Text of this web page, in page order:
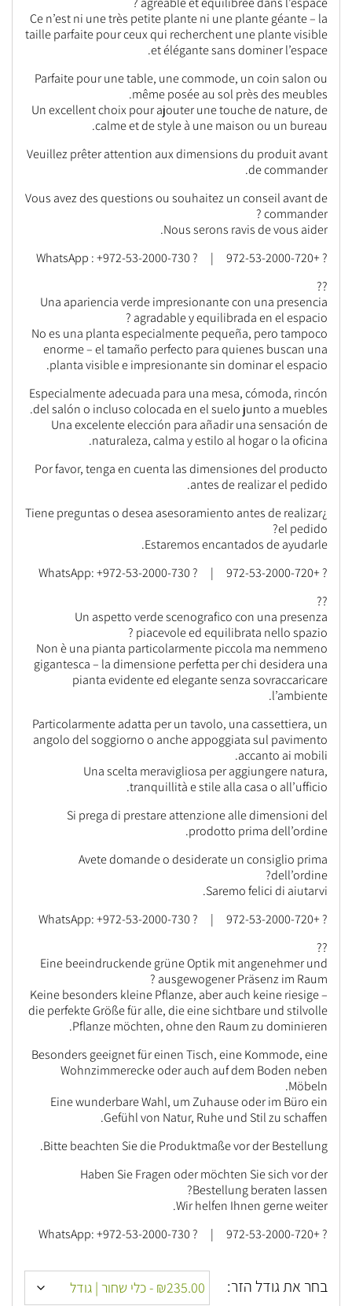
Ce n’est ni une très petite plante ni une plante géante – la
taille parfaite pour ceux qui recherchent une plante visible
et élégante sans dominer l’espace.
Parfaite pour une table, une commode, un coin salon ou
même posée au sol près des meubles.
Un excellent choix pour ajouter une touche de nature, de
calme et de style à une maison ou un bureau.
Veuillez prêter attention aux dimensions du produit avant
de commander.
Vous avez des questions ou souhaitez un conseil avant de
commander ?
Nous serons ravis de vous aider.
? +972-53-2000-720 | ? WhatsApp : +972-53-2000-730
??
Una apariencia verde impresionante con una presencia
agradable y equilibrada en el espacio ?
No es una planta especialmente pequeña, pero tampoco
enorme – el tamaño perfecto para quienes buscan una
planta visible e impresionante sin dominar el espacio.
Especialmente adecuada para una mesa, cómoda, rincón
del salón o incluso colocada en el suelo junto a muebles.
Una excelente elección para añadir una sensación de
naturaleza, calma y estilo al hogar o la oficina.
Por favor, tenga en cuenta las dimensiones del producto
antes de realizar el pedido.
¿Tiene preguntas o desea asesoramiento antes de realizar
el pedido?
Estaremos encantados de ayudarle.
? +972-53-2000-720 | ? WhatsApp: +972-53-2000-730
??
Un aspetto verde scenografico con una presenza
piacevole ed equilibrata nello spazio ?
Non è una pianta particolarmente piccola ma nemmeno
gigantesca – la dimensione perfetta per chi desidera una
pianta evidente ed elegante senza sovraccaricare
l’ambiente.
Particolarmente adatta per un tavolo, una cassettiera, un
angolo del soggiorno o anche appoggiata sul pavimento
accanto ai mobili.
Una scelta meravigliosa per aggiungere natura,
tranquillità e stile alla casa o all’ufficio.
Si prega di prestare attenzione alle dimensioni del
prodotto prima dell’ordine.
Avete domande o desiderate un consiglio prima
dell’ordine?
Saremo felici di aiutarvi.
? +972-53-2000-720 | ? WhatsApp: +972-53-2000-730
??
Eine beeindruckende grüne Optik mit angenehmer und
ausgewogener Präsenz im Raum ?
Keine besonders kleine Pflanze, aber auch keine riesige –
die perfekte Größe für alle, die eine sichtbare und stilvolle
Pflanze möchten, ohne den Raum zu dominieren.
Besonders geeignet für einen Tisch, eine Kommode, eine
Wohnzimmerecke oder auch auf dem Boden neben
Möbeln.
Eine wunderbare Wahl, um Zuhause oder im Büro ein
Gefühl von Natur, Ruhe und Stil zu schaffen.
Bitte beachten Sie die Produktmaße vor der Bestellung.
Haben Sie Fragen oder möchten Sie sich vor der
Bestellung beraten lassen?
Wir helfen Ihnen gerne weiter.
? +972-53-2000-720 | ? WhatsApp: +972-53-2000-730
בחר את גודל הזר: